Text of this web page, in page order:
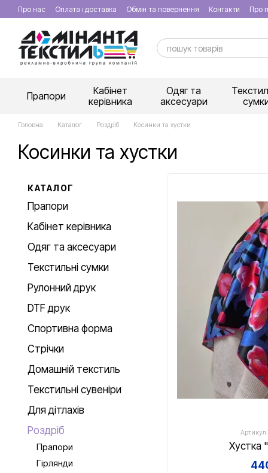
Перейти к основному контенту
Про нас Оплата і доставка Обмін та повернення Контакти Про
Прапори
Кабінет
керівника
Одяг та
аксесуари
Головна Каталог Роздріб Косинки та хустки
Косинки та хустки
Хустка
КАТАЛОГ
Прапори
Кабінет керівника
Одяг та аксесуари
Текстильні сумки
Рулонний друк
DTF друк
Спортивна форма
Стрічки
Домашній текстиль
Текстильні сувеніри
Для дітлахів
Роздріб
Прапори
Гірлянди